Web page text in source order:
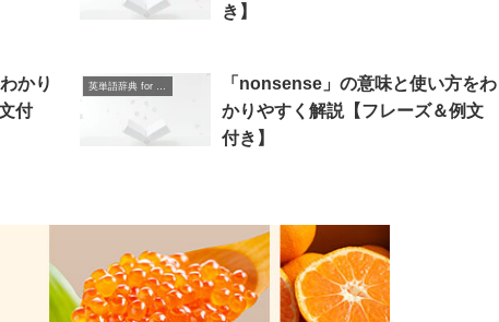
き】
かり
付
「nonsense」の意味と使い方をわ
かりやすく解説【フレーズ＆例文
付き】